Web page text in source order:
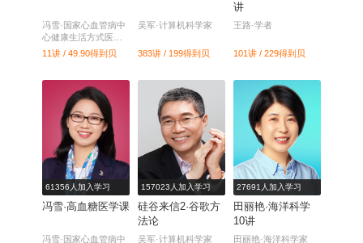
冯雪·国家心血管病中
心健康生活方式医学
中心常务副主任
11讲 / 49.90得到贝
吴军·计算机科学家
383讲 / 199得到贝
讲
王路·学者
101讲 / 229得到贝
61356人加入学习
冯雪·高血糖医学课
冯雪·国家心血管病中
157023人加入学习
硅谷来信2·谷歌方
法论
吴军·计算机科学家
27691人加入学习
田丽艳·海洋科学
10讲
田丽艳·海洋科学家